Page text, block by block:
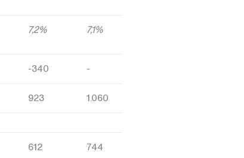
7,2% 7,1%
-340 -
923 1.060
612 744